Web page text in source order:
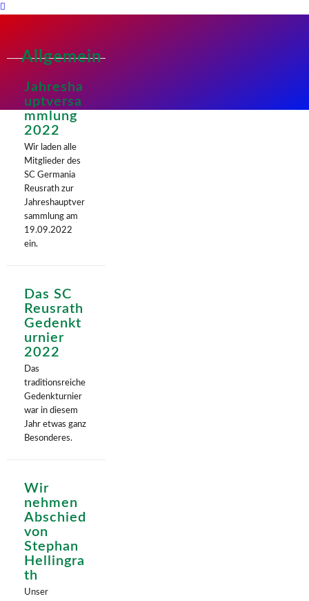
Allgemein
Jahresha
uptversa
mmlung
2022
Wir laden alle
Mitglieder des
SC Germania
Reusrath zur
Jahreshauptver
sammlung am
19.09.2022
ein.
Das SC
Reusrath
Gedenkt
urnier
2022
Das
traditionsreiche
Gedenkturnier
war in diesem
Jahr etwas ganz
Besonderes.
Wir
nehmen
Abschied
von
Stephan
Hellingra
th
Unser